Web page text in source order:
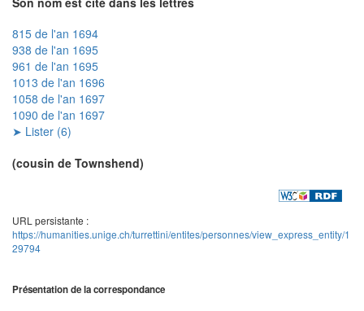
815 de l'an 1694
938 de l'an 1695
961 de l'an 1695
1013 de l'an 1696
1058 de l'an 1697
1090 de l'an 1697
➤ Lister (6)
(cousin de Townshend)
URL persistante :
https://humanities.unige.ch/turrettini/entites/personnes/view_express_entity/1
29794
Présentation de la correspondance